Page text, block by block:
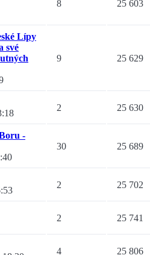
8 25 603
Lípy
své
9 25 629
2 25 630
-
30 25 689
2 25 702
2 25 741
4 25 806